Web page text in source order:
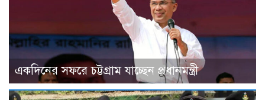
একদিনের সফরে চট্টগ্রাম যাচ্ছেন প্রধানমন্ত্রী